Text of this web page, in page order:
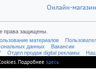
Онлайн-магазин
защищены.
материалов
данных
Вакансии
Отдел продаж digital рекламы
Подробнее здесь